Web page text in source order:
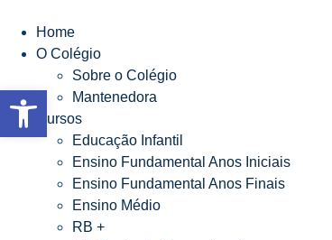
para
conteúdo
Home
O Colégio
Sobre o Colégio
Mantenedora
Cursos
Educação Infantil
Ensino Fundamental Anos Iniciais
Ensino Fundamental Anos Finais
Ensino Médio
RB +
Abrir a barra de ferramentas